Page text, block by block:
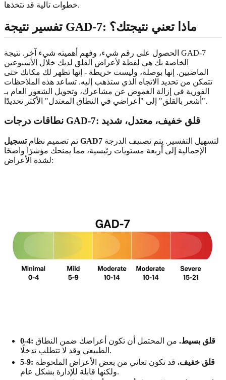
خطوات تالية قد تتخذها.
تفسير نتيجة GAD-7: ماذا تعني نتيجتك؟
الحصول على رقم شيء، وفهم أهميته شيء آخر. نتيجة GAD-7
الخاصة بك هي لقطة لأعراض القلق لديك خلال الأسبوعين
الماضيين. إنها بوصلة، وليست خريطة - إنها تظهر لك مكانك حتى
تتمكن من تحديد الاتجاه الذي ستذهب إليه. تساعد هذه الملاحظات
الفورية في إزالة الغموض عن مشاعرك، وتحويل الشعور العام بـ
"أشعر بالقلق" إلى "أعراضي في النطاق المعتدل" الأكثر تحديدًا.
نطاقات درجات GAD-7: قلق خفيف، معتدل، شديد
تم تصميم نظام تسجيل GAD7
الإجمالية إلى أربعة مستويات رئيسية، مما يمنحك مؤشرًا واضحًا
لشدة الأعراض:
0-4: قلق بسيط. من المحتمل أن تكون أعراضك ضمن النطاق
الطبيعي وقد لا تتطلب تدخلًا.
5-9: قلق خفيف. قد تكون تعاني من بعض الأعراض الملحوظة
ولكنها قابلة للإدارة بشكل عام.